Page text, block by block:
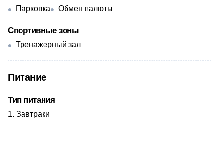
Парковка Обмен валюты
Спортивные зоны
Тренажерный зал
Питание
Тип питания
Завтраки